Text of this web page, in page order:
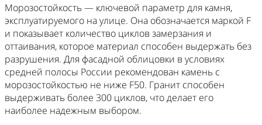
Морозостойкость — ключевой параметр для камня,
эксплуатируемого на улице. Она обозначается маркой F
и показывает количество циклов замерзания и
оттаивания, которое материал способен выдержать без
разрушения. Для фасадной облицовки в условиях
средней полосы России рекомендован камень с
морозостойкостью не ниже F50. Гранит способен
выдерживать более 300 циклов, что делает его
наиболее надежным выбором.